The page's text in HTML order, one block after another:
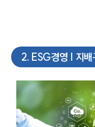
2. ESG경영 | 지배